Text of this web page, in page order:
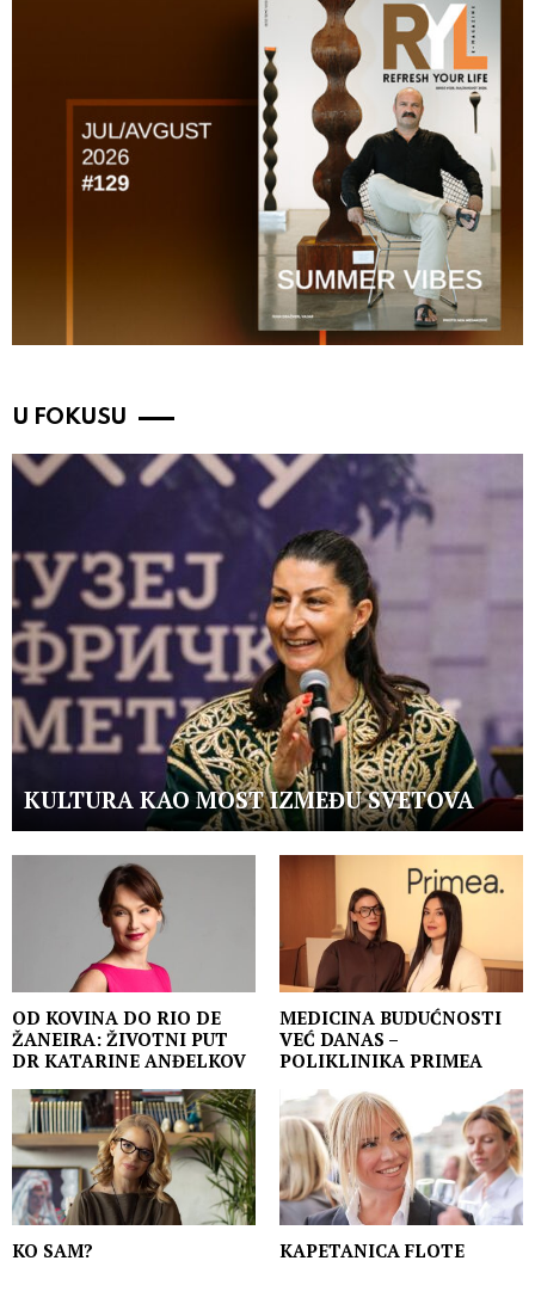
U FOKUSU
KULTURA KAO MOST IZMEĐU SVETOVA
OD KOVINA DO RIO DE
ŽANEIRA: ŽIVOTNI PUT
DR KATARINE ANĐELKOV
MEDICINA BUDUĆNOSTI
VEĆ DANAS –
POLIKLINIKA PRIMEA
KO SAM? KAPETANICA FLOTE